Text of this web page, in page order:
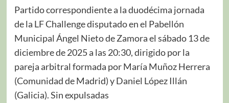
Partido correspondiente a la duodécima jornada
de la LF Challenge disputado en el Pabellón
Municipal Ángel Nieto de Zamora el sábado 13 de
diciembre de 2025 a las 20:30, dirigido por la
pareja arbitral formada por María Muñoz Herrera
(Comunidad de Madrid) y Daniel López Illán
(Galicia). Sin expulsadas